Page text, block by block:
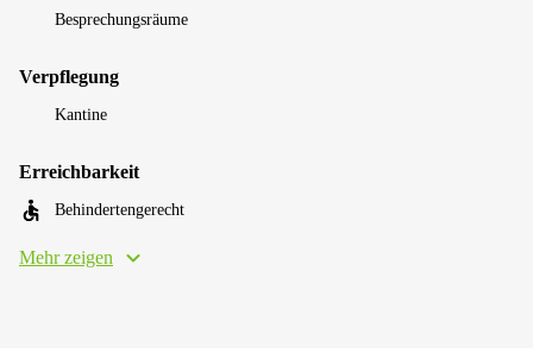
Besprechungsräume
Verpflegung
Kantine
Erreichbarkeit
Behindertengerecht
Mehr zeigen